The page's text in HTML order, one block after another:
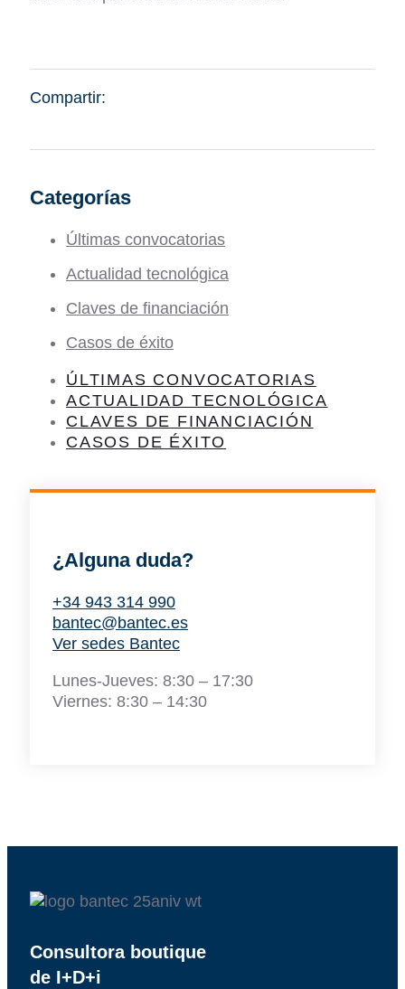
Compartir:
Categorías
Últimas convocatorias
Actualidad tecnológica
Claves de financiación
Casos de éxito
ÚLTIMAS CONVOCATORIAS
ACTUALIDAD TECNOLÓGICA
CLAVES DE FINANCIACIÓN
CASOS DE ÉXITO
¿Alguna duda?
+34 943 314 990
bantec@bantec.es
Ver sedes Bantec
Lunes-Jueves: 8:30 – 17:30
Viernes: 8:30 – 14:30
Consultora boutique
de I+D+i